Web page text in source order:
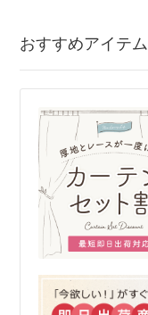
おすすめアイテム